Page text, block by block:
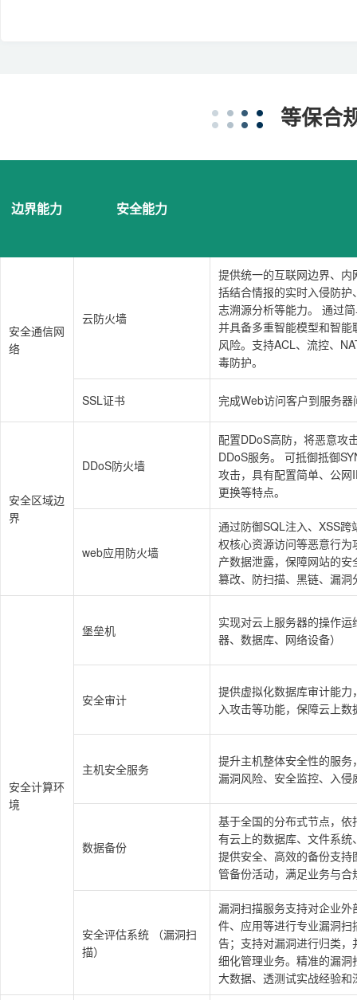
等保合
边界能力 安全能力
安全通信网
络
云防火墙
提供统一的互联网边界、
括结合情报的实时入侵防
志溯源分析等能力。 通过
并具备多重智能模型和智
风险。支持ACL、流控、
毒防护。
SSL证书 完成Web访问客户到服务
安全区域边
界
DDoS防火墙
配置DDoS高防，将恶意攻
DDoS服务。 可抵御抵御
攻击，具有配置简单、公
更换等特点。
web应用防火墙
通过防御SQL注入、XSS
权核心资源访问等恶意行
产数据泄露，保障网站的
篡改、防扫描、黑链、漏洞
安全计算环
境
堡垒机
实现对云上服务器的操作
器、数据库、网络设备）
安全审计
提供虚拟化数据库审计能
入攻击等功能，保障云上数
主机安全服务
提升主机整体安全性的服
漏洞风险、安全监控、入
数据备份
基于全国的分布式节点，
有云上的数据库、文件系
提供安全、高效的备份支
管备份活动，满足业务与合
安全评估系统 （漏洞扫
描）
漏洞扫描服务支持对企业
件、应用等进行专业漏洞
告；支持对漏洞进行归类
细化管理业务。精准的漏
大数据、透测试实战经验